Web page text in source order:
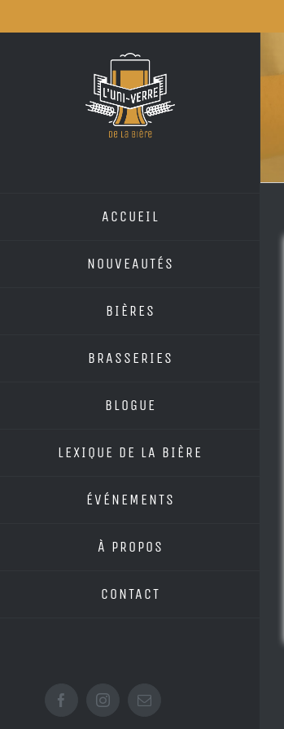
to
ACCUEIL
NOUVEAUTÉS
BIÈRES
BRASSERIES
BLOGUE
LEXIQUE DE LA BIÈRE
ÉVÉNEMENTS
À PROPOS
CONTACT
FacebookInstagramEmail